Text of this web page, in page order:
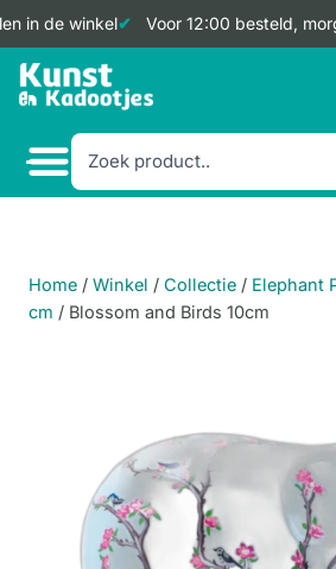
in de winkel Voor 12:00 besteld,
Doorgaan
naar
Home / Winkel / Collectie / Elephant
cm / Blossom and Birds 10cm